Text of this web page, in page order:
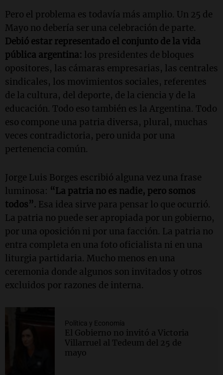
Pero el problema es todavía más amplio. Un 25 de
Mayo no debería ser una celebración de parte.
Debió estar representado el conjunto de la vida
pública argentina: los presidentes de bloques
opositores, las cámaras empresarias, las centrales
sindicales, los movimientos sociales, referentes
de la cultura, del deporte, de la ciencia y de la
educación. Todo eso también es la Argentina. Todo
eso compone una patria diversa, plural, muchas
veces contradictoria, pero unida por una
pertenencia común.
Jorge Luis Borges escribió alguna vez una frase
luminosa: “La patria no es nadie, pero somos
todos”. Esa idea sirve para pensar lo que ocurrió.
La patria no puede ser apropiada por un gobierno,
por una oposición ni por una facción. La patria no
entra completa en una foto oficialista ni en una
liturgia partidaria. Mucho menos en una
ceremonia donde algunos son invitados y otros
excluidos por razones de interna.
Política y Economía
El Gobierno no invitó a Victoria
Villarruel al Tedeum del 25 de
mayo